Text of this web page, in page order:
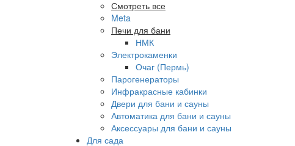
Смотреть все
Meta
Печи для бани
НМК
Электрокаменки
Очаг (Пермь)
Парогенераторы
Инфракрасные кабинки
Двери для бани и сауны
Автоматика для бани и сауны
Аксессуары для бани и сауны
Для сада